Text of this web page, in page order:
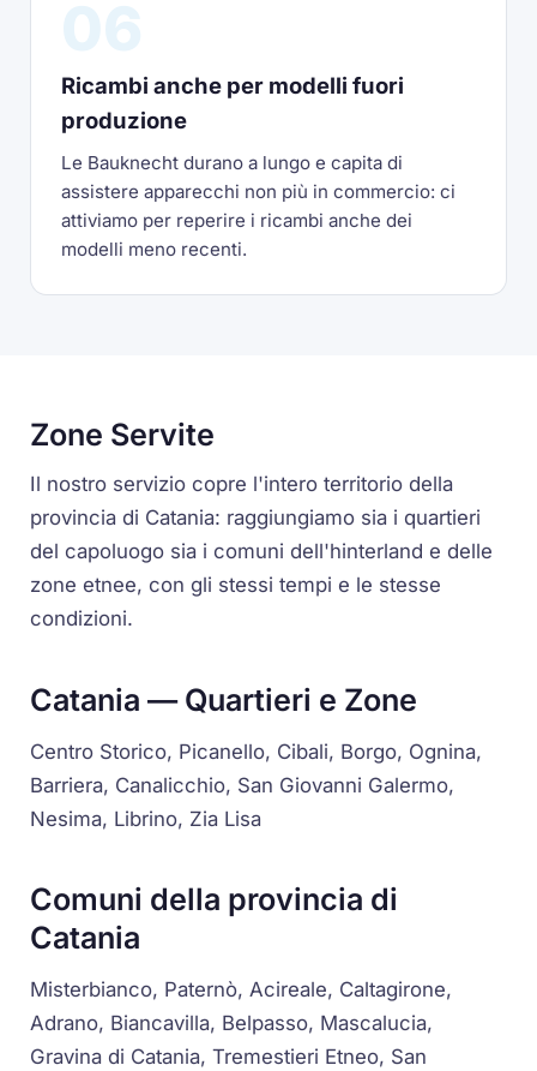
Ricambi anche per modelli fuori
produzione
Le Bauknecht durano a lungo e capita di
assistere apparecchi non più in commercio: ci
attiviamo per reperire i ricambi anche dei
modelli meno recenti.
Zone Servite
Il nostro servizio copre l'intero territorio della
provincia di Catania: raggiungiamo sia i quartieri
del capoluogo sia i comuni dell'hinterland e delle
zone etnee, con gli stessi tempi e le stesse
condizioni.
Catania — Quartieri e Zone
Centro Storico, Picanello, Cibali, Borgo, Ognina,
Barriera, Canalicchio, San Giovanni Galermo,
Nesima, Librino, Zia Lisa
Comuni della provincia di
Catania
Misterbianco, Paternò, Acireale, Caltagirone,
Adrano, Biancavilla, Belpasso, Mascalucia,
Gravina di Catania, Tremestieri Etneo, San